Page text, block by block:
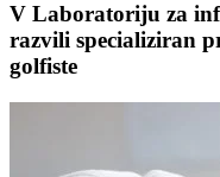
V Laboratoriju za
razvili specializiran
golfiste